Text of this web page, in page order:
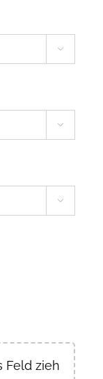



Feld ziehen)